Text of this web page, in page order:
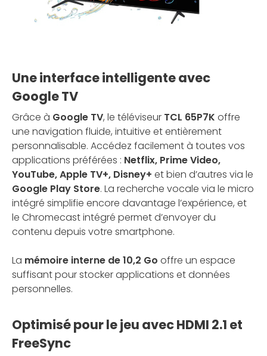
Une interface intelligente avec
Google TV
Grâce à Google TV, le téléviseur TCL 65P7K offre
une navigation fluide, intuitive et entièrement
personnalisable. Accédez facilement à toutes vos
applications préférées : Netflix, Prime Video,
YouTube, Apple TV+, Disney+ et bien d’autres via le
Google Play Store. La recherche vocale via le micro
intégré simplifie encore davantage l’expérience, et
le Chromecast intégré permet d’envoyer du
contenu depuis votre smartphone.
La mémoire interne de 10,2 Go offre un espace
suffisant pour stocker applications et données
personnelles.
Optimisé pour le jeu avec HDMI 2.1 et
FreeSync